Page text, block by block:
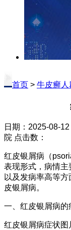
首页 > 牛皮癣人
日期：2025-08-
院 点击数：
红皮银屑病（
表现形式，病情
以及发病率高等
皮银屑病。
一、红皮银屑病的
红皮银屑病症状图